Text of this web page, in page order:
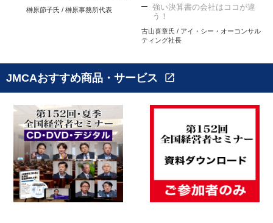
榊原節子氏 / 榊原事務所代表
強い決算書の会社はココが違
う！
古山喜章氏 / アイ・シー・オーコンサル
ティング社長
JMCAおすすめ商品・サービス open_in_new